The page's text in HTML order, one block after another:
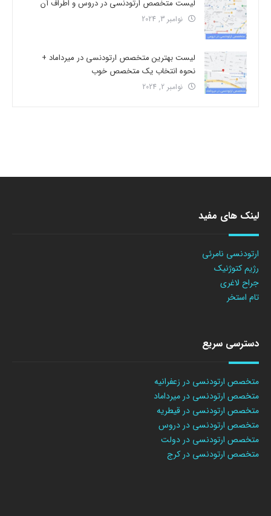
لیست متخصص ارتودنسی در دروس و اطراف آن
نوامبر 3, 2024
لیست بهترین متخصص ارتودنسی در میرداماد +
نحوه انتخاب یک متخصص خوب
نوامبر 2, 2024
لینک های مفید
ارتودنسی نامرئی
رژیم کتوژنیک
جراح لاغری
تام استخر
دسترسی سریع
متخصص ارتودنسی در زعفرانیه
متخصص ارتودنسی در میرداماد
متخصص ارتودنسی در قیطریه
متخصص ارتودنسی در دروس
متخصص ارتودنسی در دولت
متخصص ارتودنسی در کرج